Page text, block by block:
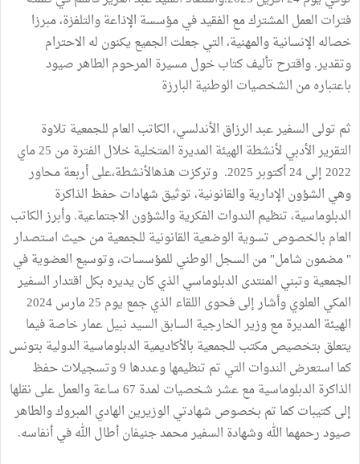
فترات العمل المشترك مع الفقيد في مؤسسة الإذاعة والتلفزة، مبرزا
خصاله الإنسانية والمهنية، التي جعلت الجميع يكنون له الاحترام
وتقدير. واقترح تأليف كتاب خول مسيرة المرحوم الطاهر صيود
باعتباره من الشخصيات الوطنية البارزة
ثم تولى السفير عبد الرزاق الأندلسي، الكاتب العام للجمعية تلاوة
التقرير الأدبي لأنشطة الهيئة المديرة المتخلية خلال الفترة من 25 ماي
2022 إلى 24 أكتوبر 2025. وتركزت هذهالأنشطة،على أربعة محاور
وهي الشؤون الإدارية والقانونية، توثيق شهادات حفظ الذاكرة
الدبلوماسية، تنظيم الندوات الفكرية والشؤون الاجتماعية. وأبرز الكاتب
العام بالخصوص تسوية الوضعية القانونية للجمعية من حيث استصدار
" مضمون شامل" من السجل الوطني للمؤسسات، وتوسيع العضوية في
الجمعية وتبني المنتدى الدبلوماسي الذي كان يديره بكل اقتدار السفير
المكي العلوي وأشار إلى فحوى اللقاء الذي جمع يوم 25 مارس 2024
الهيئة المديرة مع وزير الخارجية السابق السيد نبيل عمار خاصة فيما
يتعلق بتخصيص مكتب للجمعية بالأكاديمية الدبلوماسية الدولية بتونس
كما استعرض الندوات التي تم تنظيمها وعددها 9 وتسجيلات حفظ
الذاكرة الدبلوماسية مع عشر شخصيات لمدة 67 ساعة والعمل على نقلها
إلى كتيبات كما تم بخصوص شهادتي الوزيرين الهادي المبروك والطاهر
صيود رحمهما الله وشهادة السفير محمد جنيفان أطال الله في أنفاسه.